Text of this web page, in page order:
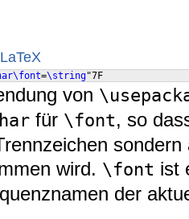
=\string"7F
von
für \font, so
wird. \font ist
der